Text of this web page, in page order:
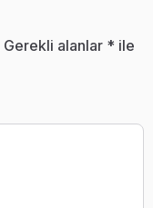
Gerekli alanlar * ile